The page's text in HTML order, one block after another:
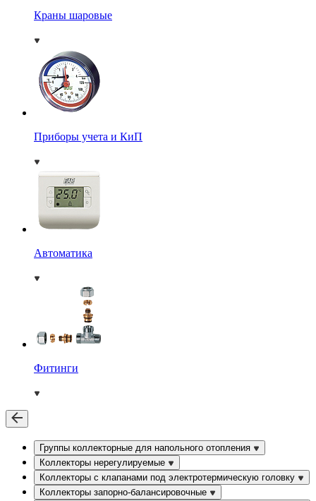
Краны шаровые
Приборы учета и КиП
Автоматика
Фитинги
Группы коллекторные для напольного отопления
Коллекторы нерегулируемые
Коллекторы с клапанами под электротермическую головку
Коллекторы запорно-балансировочные